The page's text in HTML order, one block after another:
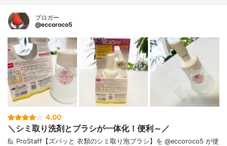
ブロガー
@eccoroco5
4.00
＼シミ取り洗剤とブラシが一体化！便利～／
🙋 ProStaff【ズバッと 衣類のシミ取り泡ブラシ】を @eccoroco5 が使